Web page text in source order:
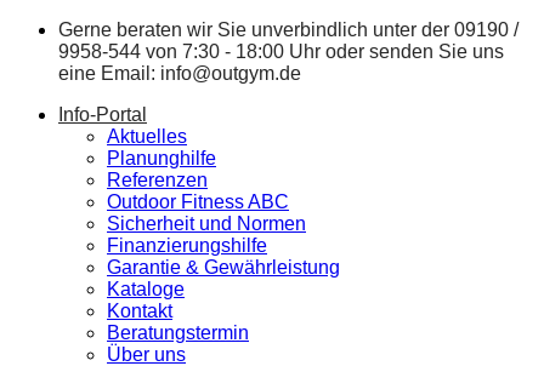
Zum
springen
Gerne beraten wir Sie unverbindlich unter der 09190 /
9958-544 von 7:30 - 18:00 Uhr oder senden Sie uns
eine Email: info@outgym.de
Info-Portal
Aktuelles
Planunghilfe
Referenzen
Outdoor Fitness ABC
Sicherheit und Normen
Finanzierungshilfe
Garantie & Gewährleistung
Kataloge
Kontakt
Beratungstermin
Über uns